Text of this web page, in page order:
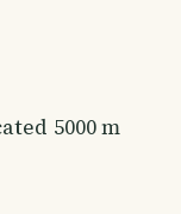
5000 m